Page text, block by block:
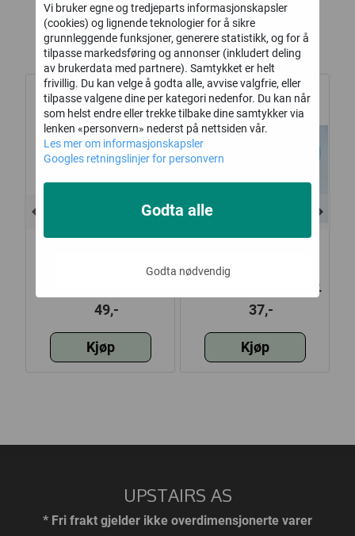
Alternative produkter
m/hjerte, Blå
49,-
Kjøp
Girlander, 4,5 meter,
baby blå føtter
37,-
Kjøp
Vi bruker egne og tredjeparts informasjonskapsler
(cookies) og lignende teknologier for å sikre
grunnleggende funksjoner, generere statistikk, og for å
tilpasse markedsføring og annonser (inkludert deling
av brukerdata med partnere). Samtykket er helt
frivillig. Du kan velge å godta alle, avvise valgfrie, eller
tilpasse valgene dine per kategori nedenfor. Du kan når
som helst endre eller trekke tilbake dine samtykker via
lenken «personvern» nederst på nettsiden vår.
Les mer om informasjonskapsler
Googles retningslinjer for personvern
Godta nødvendig
Godta alle
UPSTAIRS AS
* Fri frakt gjelder ikke overdimensjonerte varer